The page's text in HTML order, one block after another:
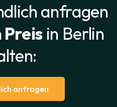
anfragen
in Berlin
anfragen